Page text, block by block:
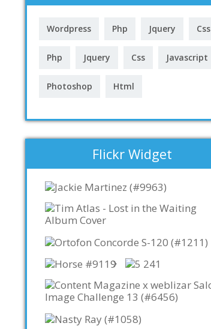
Wordpress Php Jquery Css
Php Jquery Css Javascript
Photoshop Html
Flickr Widget